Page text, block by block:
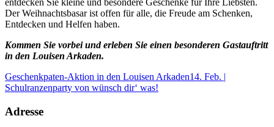
Der Weihnachtsbasar ist offen für alle, die Freude am Schenken,
Entdecken und Helfen haben.
Kommen Sie vorbei und erleben Sie einen besonderen Gastauftritt
in den Louisen Arkaden.
Geschenkpaten-Aktion in den Louisen Arkaden14. Feb. |
Schulranzenparty von wünsch dir‘ was!
Adresse